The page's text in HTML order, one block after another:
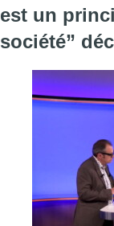
est un
société”